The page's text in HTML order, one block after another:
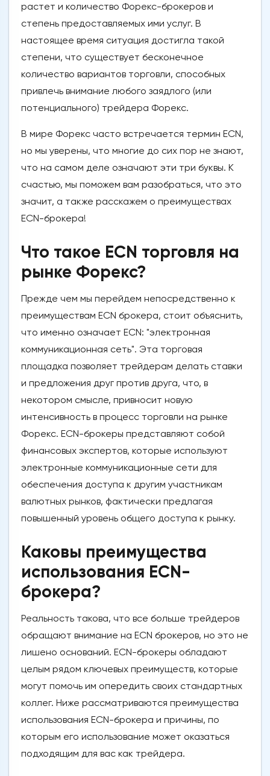
растет и количество Форекс-брокеров и
степень предоставляемых ими услуг. В
настоящее время ситуация достигла такой
степени, что существует бесконечное
количество вариантов торговли, способных
привлечь внимание любого заядлого (или
потенциального) трейдера Форекс.
В мире Форекс часто встречается термин ECN,
но мы уверены, что многие до сих пор не знают,
что на самом деле означают эти три буквы. К
счастью, мы поможем вам разобраться, что это
значит, а также расскажем о преимуществах
ECN-брокера!
Что такое ECN торговля на
рынке Форекс?
Прежде чем мы перейдем непосредственно к
преимуществам ECN брокера, стоит объяснить,
что именно означает ECN: "электронная
коммуникационная сеть". Эта торговая
площадка позволяет трейдерам делать ставки
и предложения друг против друга, что, в
некотором смысле, привносит новую
интенсивность в процесс торговли на рынке
Форекс. ECN-брокеры представляют собой
финансовых экспертов, которые используют
электронные коммуникационные сети для
обеспечения доступа к другим участникам
валютных рынков, фактически предлагая
повышенный уровень общего доступа к рынку.
Каковы преимущества
использования ECN-
брокера?
Реальность такова, что все больше трейдеров
обращают внимание на ECN брокеров, но это не
лишено оснований. ECN-брокеры обладают
целым рядом ключевых преимуществ, которые
могут помочь им опередить своих стандартных
коллег. Ниже рассматриваются преимущества
использования ECN-брокера и причины, по
которым его использование может оказаться
подходящим для вас как трейдера.